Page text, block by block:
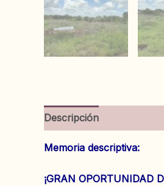
Descripción
Memoria descriptiva:
¡GRAN